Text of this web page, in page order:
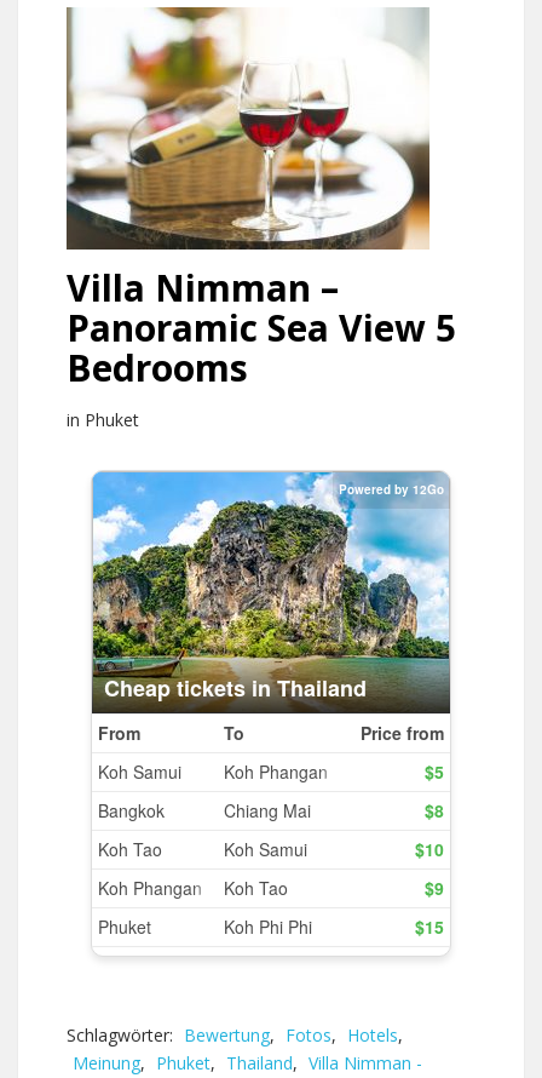
Villa Nimman –
Panoramic Sea View 5
Bedrooms
in Phuket
Schlagwörter: Bewertung, Fotos, Hotels,
Meinung, Phuket, Thailand, Villa Nimman -